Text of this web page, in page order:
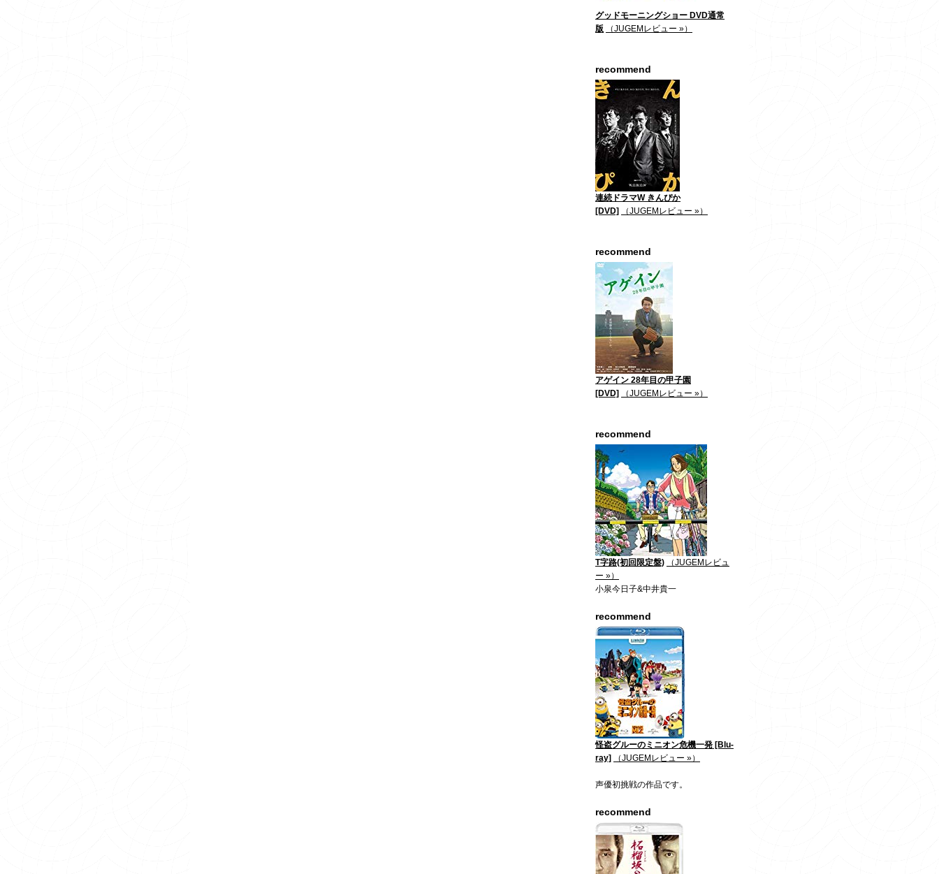
グッドモーニングショー DVD通常
版
（JUGEMレビュー »）
recommend
連続ドラマW きんぴか
[DVD]
（JUGEMレビュー »）
recommend
アゲイン 28年目の甲子園
[DVD]
（JUGEMレビュー »）
recommend
T字路(初回限定盤)
（JUGEMレビュ
ー »）
小泉今日子&中井貴一
recommend
怪盗グルーのミニオン危機一発 [Blu-
ray]
（JUGEMレビュー »）
声優初挑戦の作品です。
recommend